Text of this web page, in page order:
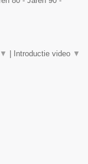
▼ Introductie video ▼